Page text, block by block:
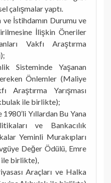
çalışmalar yaptı.
ve İstihdamın Durumu ve
İlişkin Öneriler
Vakfı Araştırma
Sisteminde Yaşanan
Önlemler (Maliye
Araştırma Yarışması
ile birlikte);
1980’li Yıllardan Bu Yana
ve Bankacılık
Yeminli Murakıpları
Değer Ödülü, Emre
ile birlikte),
Araçları ve Halka